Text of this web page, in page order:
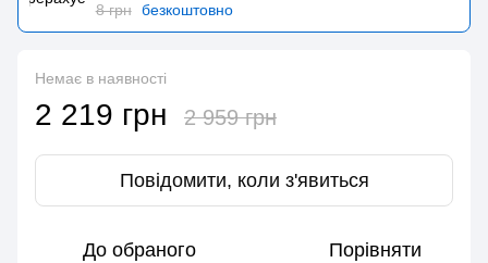
8 грн безкоштовно
Немає в наявності
2 219 грн 2 959 грн
Повідомити, коли з'явиться
До обраного Порівняти